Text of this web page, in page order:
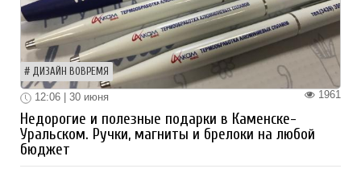
ДИЗАЙН ВОВРЕМЯ
1961
12:06 | 30 июня
Недорогие и полезные подарки в Каменске-
Уральском. Ручки, магниты и брелоки на любой
бюджет